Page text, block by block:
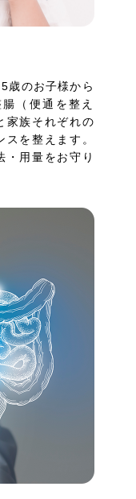
歳のお子様から
（便通を整え
家族それぞれの
を整えます。
用量をお守り